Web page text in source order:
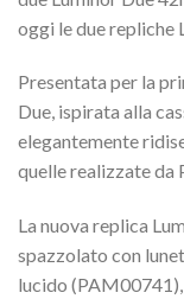
oggi le due repliche
Presentata per la
Due, ispirata alla
elegantemente
quelle realizzate da
La nuova replica
spazzolato con
lucido (PAM00741),